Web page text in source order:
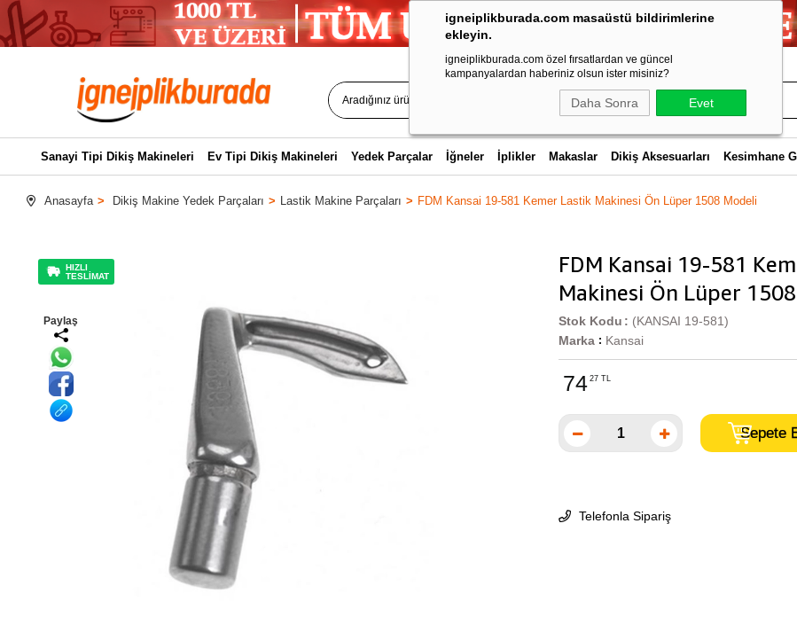
igneiplikburada.com masaüstü bildirimlerine
ekleyin.
igneiplikburada.com özel fırsatlardan ve güncel
kampanyalardan haberiniz olsun ister misiniz?
Daha Sonra Evet
Sanayi Tipi Dikiş Makineleri Ev Tipi Dikiş Makineleri Yedek Parçalar İğneler İplikler Makaslar Dikiş Aksesuarları Kesimhane
Anasayfa Dikiş Makine Yedek Parçaları Lastik Makine Parçaları FDM Kansai 19-581 Kemer Lastik Makinesi Ön Lüper 1508 Modeli
HIZLI
TESLİMAT
Paylaş
FDM Kansai 19-581
Makinesi Ön Lüper
(KANSAI 19-581)
Stok Kodu
Marka : Kansai
74 27 TL
Telefonla Sipariş